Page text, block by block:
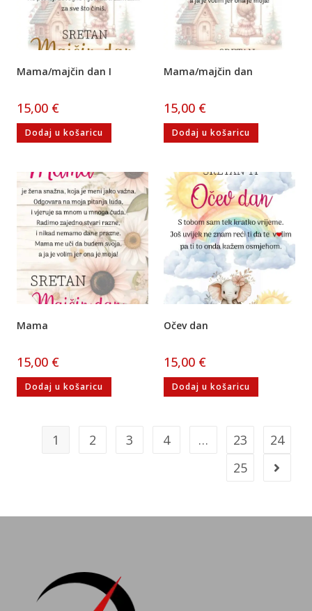
Mama/majčin dan I
15,00 €
Dodaj u košaricu
Mama/majčin dan
15,00 €
Dodaj u košaricu
Mama
15,00 €
Dodaj u košaricu
Očev dan
15,00 €
Dodaj u košaricu
1 2 3 4 … 23
24
25